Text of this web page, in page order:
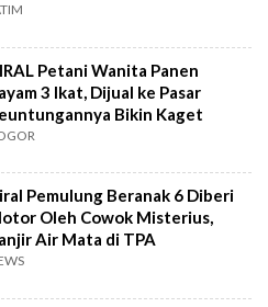
Petani Wanita Panen
3 Ikat, Dijual ke Pasar
Bikin Kaget
Pemulung Beranak 6 Diberi
Oleh Cowok Misterius,
Air Mata di TPA